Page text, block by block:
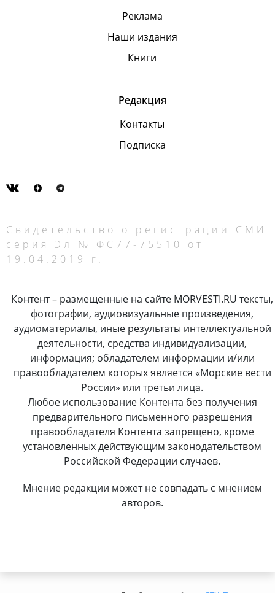
Реклама
Наши издания
Книги
Редакция
Контакты
Подписка
Свидетельство о регистрации СМИ
серия Эл № ФС77-75510 от
19.04.2019 г.
Контент – размещенные на сайте MORVESTI.RU тексты,
фотографии, аудиовизуальные произведения,
аудиоматериалы, иные результаты интеллектуальной
деятельности, средства индивидуализации,
информация; обладателем информации и/или
правообладателем которых является «Морские вести
России» или третьи лица.
Любое использование Контента без получения
предварительного письменного разрешения
правообладателя Контента запрещено, кроме
установленных действующим законодательством
Российской Федерации случаев.
Мнение редакции может не совпадать с мнением
авторов.